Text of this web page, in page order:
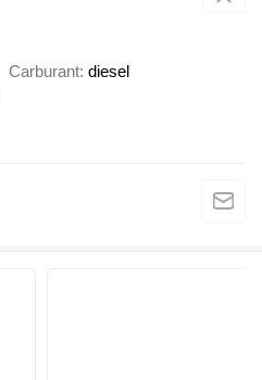
Carburant diesel